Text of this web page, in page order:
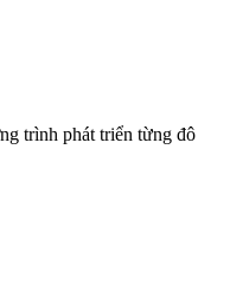
trình phát triển từng đô